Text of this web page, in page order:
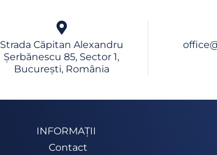
Strada Căpitan Alexandru
Șerbănescu 85, Sector 1,
București, România
INFORMAȚII
Contact